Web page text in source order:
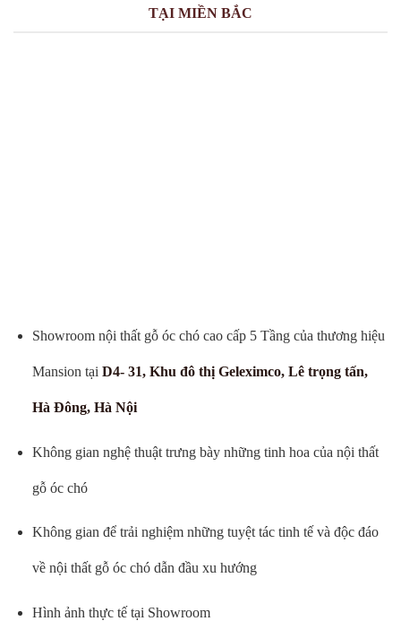
TẠI MIỀN BẮC
Showroom nội thất gỗ óc chó cao cấp 5 Tầng của thương hiệu
Mansion tại D4- 31, Khu đô thị Geleximco, Lê trọng tấn,
Hà Đông, Hà Nội
Không gian nghệ thuật trưng bày những tinh hoa của nội thất
gỗ óc chó
Không gian để trải nghiệm những tuyệt tác tinh tế và độc đáo
về nội thất gỗ óc chó dẫn đầu xu hướng
Hình ảnh thực tế tại Showroom